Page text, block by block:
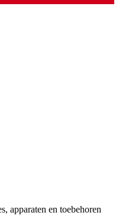
apparaten en toebehoren